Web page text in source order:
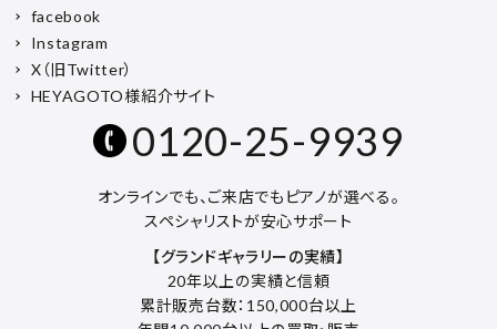
facebook
Instagram
X（旧Twitter）
HEYAGOTO様紹介サイト
0120-25-9939
オンラインでも、ご来店でもピアノが選べる。
スペシャリストが安心サポート
【グランドギャラリーの実績】
20年以上の実績と信頼
累計販売台数：150,000台以上